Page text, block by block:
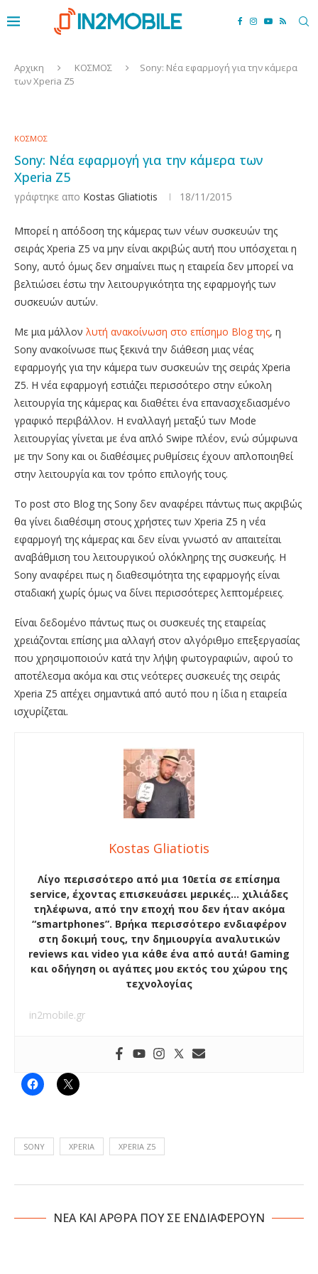
Αρχικη ΚΟΣΜΟΣ
Sony: Νέα εφαρμογή για την κάμερα
των Xperia Z5
ΚΟΣΜΟΣ
Sony: Νέα εφαρμογή για την κάμερα των
Xperia Z5
γράφτηκε απο Kostas Gliatiotis 18/11/2015
Μπορεί η απόδοση της κάμερας των νέων συσκευών της
σειράς Xperia Z5 να μην είναι ακριβώς αυτή που υπόσχεται η
Sony, αυτό όμως δεν σημαίνει πως η εταιρεία δεν μπορεί να
βελτιώσει έστω την λειτουργικότητα της εφαρμογής των
συσκευών αυτών.
Με μια μάλλον λυτή ανακοίνωση στο επίσημο Blog της, η
Sony ανακοίνωσε πως ξεκινά την διάθεση μιας νέας
εφαρμογής για την κάμερα των συσκευών της σειράς Xperia
Z5. Η νέα εφαρμογή εστιάζει περισσότερο στην εύκολη
λειτουργία της κάμερας και διαθέτει ένα επανασχεδιασμένο
γραφικό περιβάλλον. Η εναλλαγή μεταξύ των Mode
λειτουργίας γίνεται με ένα απλό Swipe πλέον, ενώ σύμφωνα
με την Sony και οι διαθέσιμες ρυθμίσεις έχουν απλοποιηθεί
στην λειτουργία και τον τρόπο επιλογής τους.
Το post στο Blog της Sony δεν αναφέρει πάντως πως ακριβώς
θα γίνει διαθέσιμη στους χρήστες των Xperia Z5 η νέα
εφαρμογή της κάμερας και δεν είναι γνωστό αν απαιτείται
αναβάθμιση του λειτουργικού ολόκληρης της συσκευής. Η
Sony αναφέρει πως η διαθεσιμότητα της εφαρμογής είναι
σταδιακή χωρίς όμως να δίνει περισσότερες λεπτομέρειες.
Είναι δεδομένο πάντως πως οι συσκευές της εταιρείας
χρειάζονται επίσης μια αλλαγή στον αλγόριθμο επεξεργασίας
που χρησιμοποιούν κατά την λήψη φωτογραφιών, αφού το
αποτέλεσμα ακόμα και στις νεότερες συσκευές της σειράς
Xperia Z5 απέχει σημαντικά από αυτό που η ίδια η εταιρεία
ισχυρίζεται.
Kostas Gliatiotis
Λίγο περισσότερο από μια 10ετία σε επίσημα
service, έχοντας επισκευάσει μερικές… χιλιάδες
τηλέφωνα, από την εποχή που δεν ήταν ακόμα
“smartphones”. Βρήκα περισσότερο ενδιαφέρον
στη δοκιμή τους, την δημιουργία αναλυτικών
reviews και video για κάθε ένα από αυτά! Gaming
και οδήγηση οι αγάπες μου εκτός του χώρου της
τεχνολογίας
in2mobile.gr
SONY XPERIA XPERIA Z5
NΕΑ ΚΑΙ ΑΡΘΡΑ ΠΟΥ ΣΕ ΕΝΔΙΑΦΕΡΟΥΝ